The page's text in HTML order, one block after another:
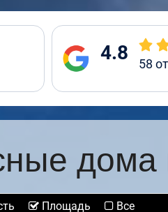
4.8 58
Площадь Все